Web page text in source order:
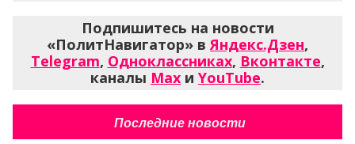
Подпишитесь на новости
«ПолитНавигатор» вЯндекс.Дзен,
Telegram, Одноклассниках, Вконтакте,
каналы Max и YouTube.
Последние новости